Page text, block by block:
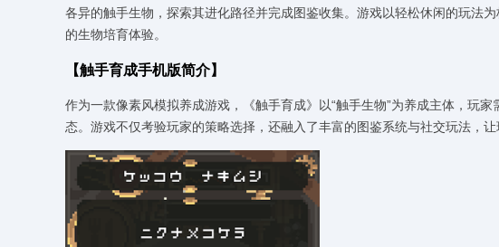
各异的触手生物，探索其进化路径并完成图鉴收集。游戏以轻松休闲的玩法
的生物培育体验。
【触手育成手机版简介】
作为一款像素风模拟养成游戏，《触手育成》以“触手生物”为养成主体，玩
态。游戏不仅考验玩家的策略选择，还融入了丰富的图鉴系统与社交玩法，